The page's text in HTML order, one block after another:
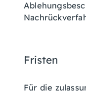
Fristen
Für die